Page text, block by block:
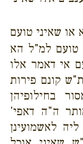
או שאיני טועם
טועם למ"ל הא
אי דאמר אלו
קונם פירות
בחילופיהן
ה"ה דאפי'
לאשמועינן